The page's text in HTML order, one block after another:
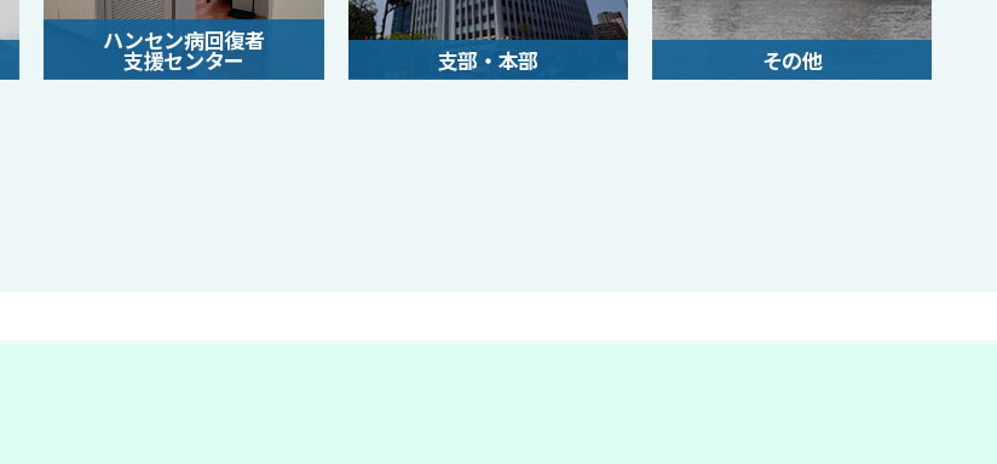
ハンセン病回復者
支援センター 支部・本部 その他